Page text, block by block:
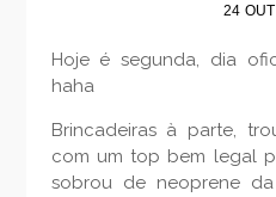
VÍDEOS
SOBRE
CONTATO
24 OUT
Hoje é segunda, dia
haha
Brincadeiras à parte,
com um top bem legal
sobrou de neoprene